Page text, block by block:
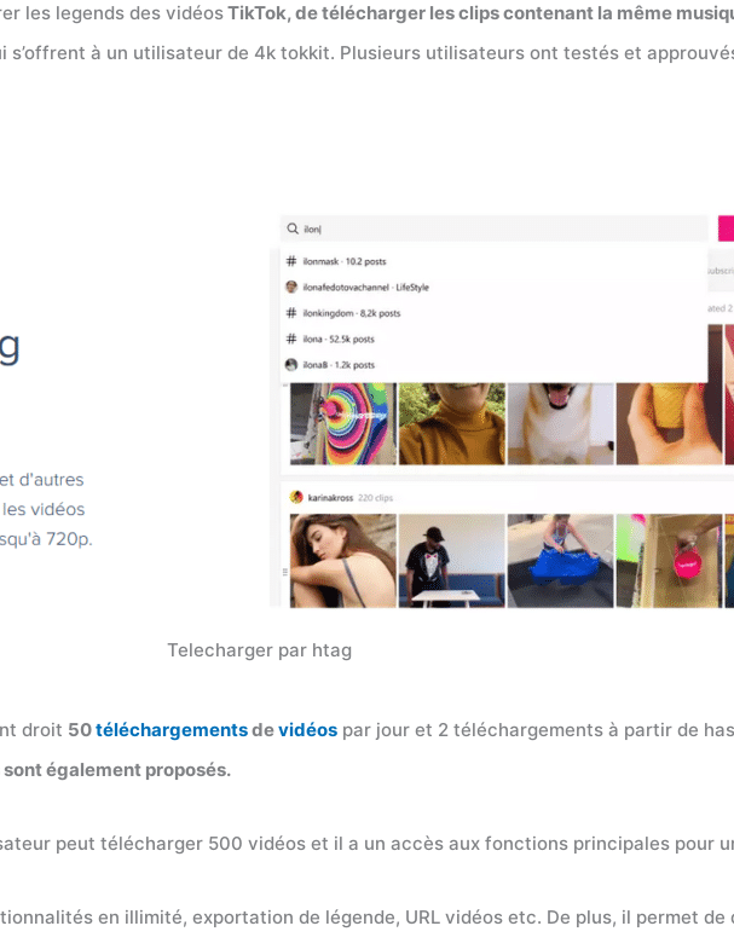
les legends des vidéosTikTok, de télécharger les clips contenant la même
s’offrent à un utilisateur de 4k tokkit. Plusieurs utilisateurs ont testés et
Telecharger par htag
droit 50téléchargementsdevidéos par jour et 2 téléchargements à partir de
également proposés.
peut télécharger 500 vidéos et il a un accès aux fonctions principales pour
en illimité, exportation de légende, URL vidéos etc. De plus, il permet